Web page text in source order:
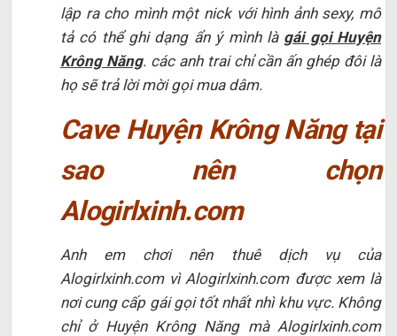
lập ra cho mình một nick với hình ảnh sexy, mô
tả có thể ghi dạng ẩn ý mình là gái gọi Huyện
Krông Năng. các anh trai chỉ cần ấn ghép đôi là
họ sẽ trả lời mời gọi mua dâm.
Cave Huyện Krông Năng tại
sao nên chọn
Alogirlxinh.com
Anh em chơi nên thuê dịch vụ của
Alogirlxinh.com vì Alogirlxinh.com được xem là
nơi cung cấp gái gọi tốt nhất nhì khu vực. Không
chỉ ở Huyện Krông Năng mà Alogirlxinh.com